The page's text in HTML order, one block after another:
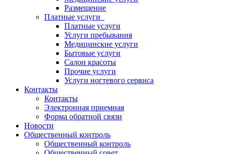
Размещение
Платные услуги
Платные услуги
Услуги пребывания
Медицинские услуги
Бытовые услуги
Салон красоты
Прочие услуги
Услуги ногтевого сервиса
Контакты
Контакты
Электронная приемная
Форма обратной связи
Новости
Общественный контроль
Общественный контроль